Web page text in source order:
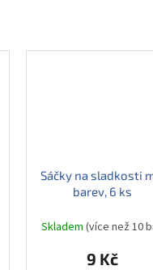
Sáčky na sladkosti
barev, 6 ks
Skladem(více než 10
9 Kč